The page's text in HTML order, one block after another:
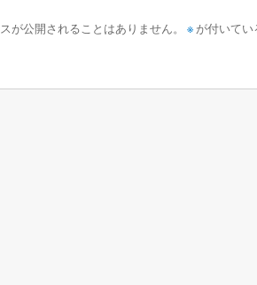
が公開されることはありません。 ※ が付いて